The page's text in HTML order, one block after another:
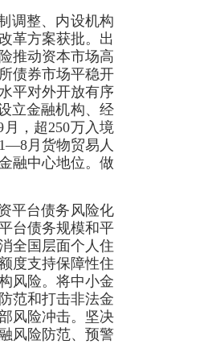
调整、内设机构
革方案获批。出
推动资本市场高
债券市场平稳开
平对外开放有序
立金融机构、经
，超250万入境
月货物贸易人
融中心地位。做
平台债务风险化
台债务规模和平
全国层面个人住
度支持保障性住
风险。将中小金
范和打击非法金
风险冲击。坚决
风险防范、预警